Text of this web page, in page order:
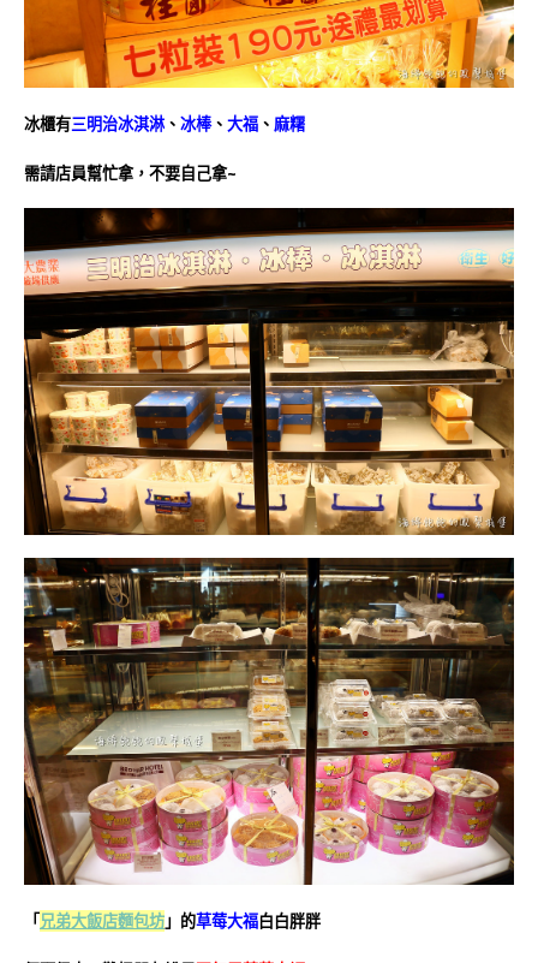
冰櫃有三明治冰淇淋、 冰棒、 大福 、 麻糬
需請店員幫忙拿，不要自己拿~
「兄弟大飯店麵包坊」的草莓大福白白胖胖